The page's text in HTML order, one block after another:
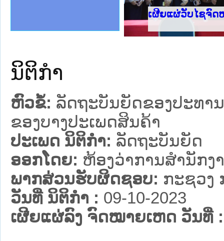
ເຜີຍແຜ່ວັບໄຊຈົດໝາ
ຊາຊົນ ພາກເໜືອ
ການ
ກາງ
ກໃຕ້
ນຕຳຫຼວດປະຊາຊົນ
ສັນຕິບານປະຊາຊົນ
ກເໜືອ
ຊາຊົນ ພາກກາງ
ນິຕິກໍາ
ຫົວຂໍ້: ລັດຖະບັນຍັດຂອງປະທາ
ຂອງບາງປະເພດສິນຄ້າ
ປະເພດ ນິຕິກໍາ: ລັດຖະບັນຍັດ
ອອກໂດຍ: ຫ້ອງວ່າການສໍານັກງ
ພາກສ່ວນຮັບຜິດຊອບ: ກະຊວງ
ວັນທີ່ ນິຕິກໍາ : 09-10-2023
ເຜີຍແຜ່ລົງ ຈົດໝາຍເຫດ ວັນທີ່ :